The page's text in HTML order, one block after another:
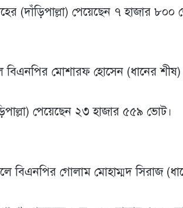
(দাঁড়িপাল্লা) পেয়েছেন ৭ হাজার ৮০০
বিএনপির মোশারফ হোসেন (ধানের
পেয়েছেন ২৩ হাজার ৫৫৯ ভোট।
বিএনপির গোলাম মোহাম্মদ সিরাজ